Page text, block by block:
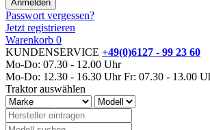
Passwort vergessen?
Jetzt registrieren
Warenkorb 0
KUNDENSERVICE +49(0)6127 - 99 23 60
Mo-Do: 07.30 - 12.00 Uhr
Mo-Do: 12.30 - 16.30 Uhr Fr: 07.30 - 13.00
Traktor auswählen